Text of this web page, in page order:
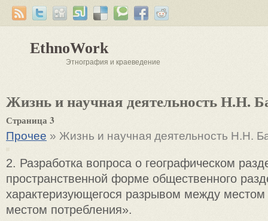
EthnoWork
Этнография и краеведение
Жизнь и научная деятельность Н.Н.
Страница 3
Прочее » Жизнь и научная деятельность Н.Н.
2. Разработка вопроса о географическом
пространственной форме общественного
характеризующегося разрывом между местом
местом потребления».